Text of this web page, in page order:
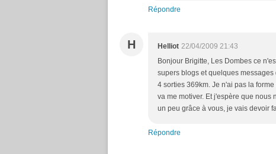
Répondre
H Helliot 22/04/2009 21:43
Bonjour Brigitte, Les Dombes ce
supers blogs et quelques
4 sorties 369km. Je n'ai pas la
va me motiver. Et j'espère que nous
un peu grâce à vous, je vais devoir
Répondre